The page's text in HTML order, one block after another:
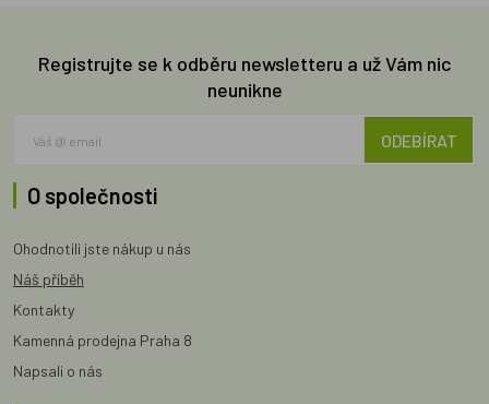
Registrujte se k odběru newsletteru a už Vám nic
neunikne
ODEBÍRAT
O společnosti
Ohodnotili jste nákup u nás
Náš příběh
Kontakty
Kamenná prodejna Praha 8
Napsali o nás